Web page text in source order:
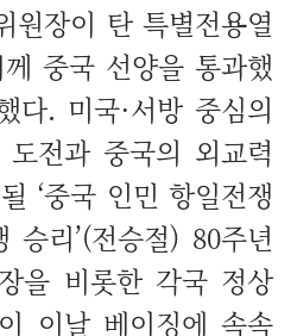
원장이 탄 특별전용열
중국 선양을 통과했
다. 미국·서방 중심의
전과 중국의 외교력
‘중국 인민 항일전쟁
승리’(전승절) 80주년
을 비롯한 각국 정상
이날 베이징에 속속